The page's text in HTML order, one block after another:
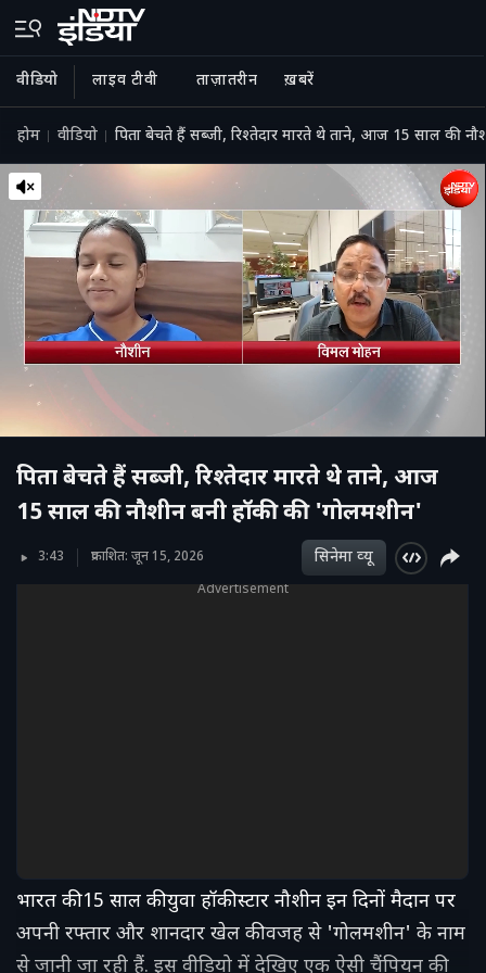
वीडियो लाइव टीवी ताज़ातरीन ख़बरें
होम वीडियो पिता बेचते हैं सब्जी, रिश्तेदार मारते थे ताने, आज 15 साल की
पिता बेचते हैं सब्जी, रिश्तेदार मारते थे ताने, आज
15 साल की नौशीन बनी हॉकी की 'गोलमशीन'
3:43 प्रकाशित: जून 15, 2026 सिनेमा व्‍यू
Advertisement
भारत की 15 साल की युवा हॉकी स्टार नौशीन इन दिनों मैदान पर
अपनी रफ्तार और शानदार खेल की वजह से 'गोलमशीन' के नाम
से जानी जा रही हैं. इस वीडियो में देखिए एक ऐसी चैंपियन की